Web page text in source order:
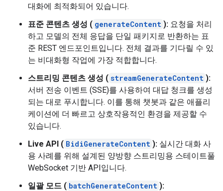
대화에 최적화되어 있습니다.
표준 콘텐츠 생성 ( generateContent ): 요청을 처리
하고 모델의 전체 응답을 단일 패키지로 반환하는 표
준 REST 엔드포인트입니다. 전체 결과를 기다릴 수 있
는 비대화형 작업에 가장 적합합니다.
스트리밍 콘텐츠 생성 ( streamGenerateContent ):
서버 전송 이벤트 (SSE)를 사용하여 대답 청크를 생성
되는 대로 푸시합니다. 이를 통해 챗봇과 같은 애플리
케이션에 더 빠르고 상호작용적인 환경을 제공할 수
있습니다.
Live API ( BidiGenerateContent ): 실시간 대화 사
용 사례를 위해 설계된 양방향 스트리밍용 스테이트풀
WebSocket 기반 API입니다.
일괄 모드 ( batchGenerateContent ):